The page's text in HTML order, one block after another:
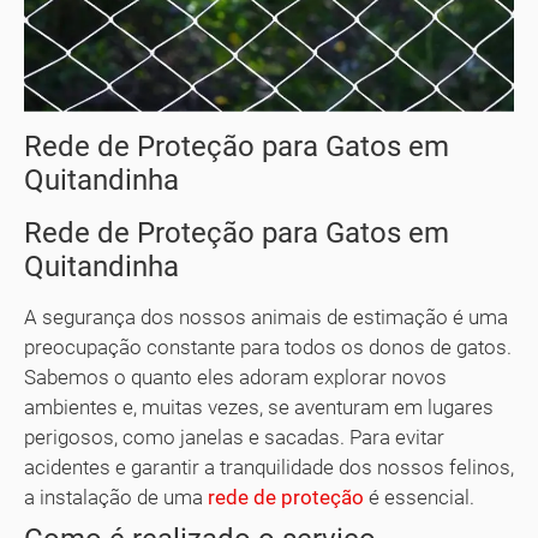
Rede de Proteção para Gatos em
Quitandinha
Rede de Proteção para Gatos em
Quitandinha
A segurança dos nossos animais de estimação é uma
preocupação constante para todos os donos de gatos.
Sabemos o quanto eles adoram explorar novos
ambientes e, muitas vezes, se aventuram em lugares
perigosos, como janelas e sacadas. Para evitar
acidentes e garantir a tranquilidade dos nossos felinos,
a instalação de uma rede de proteção é essencial.